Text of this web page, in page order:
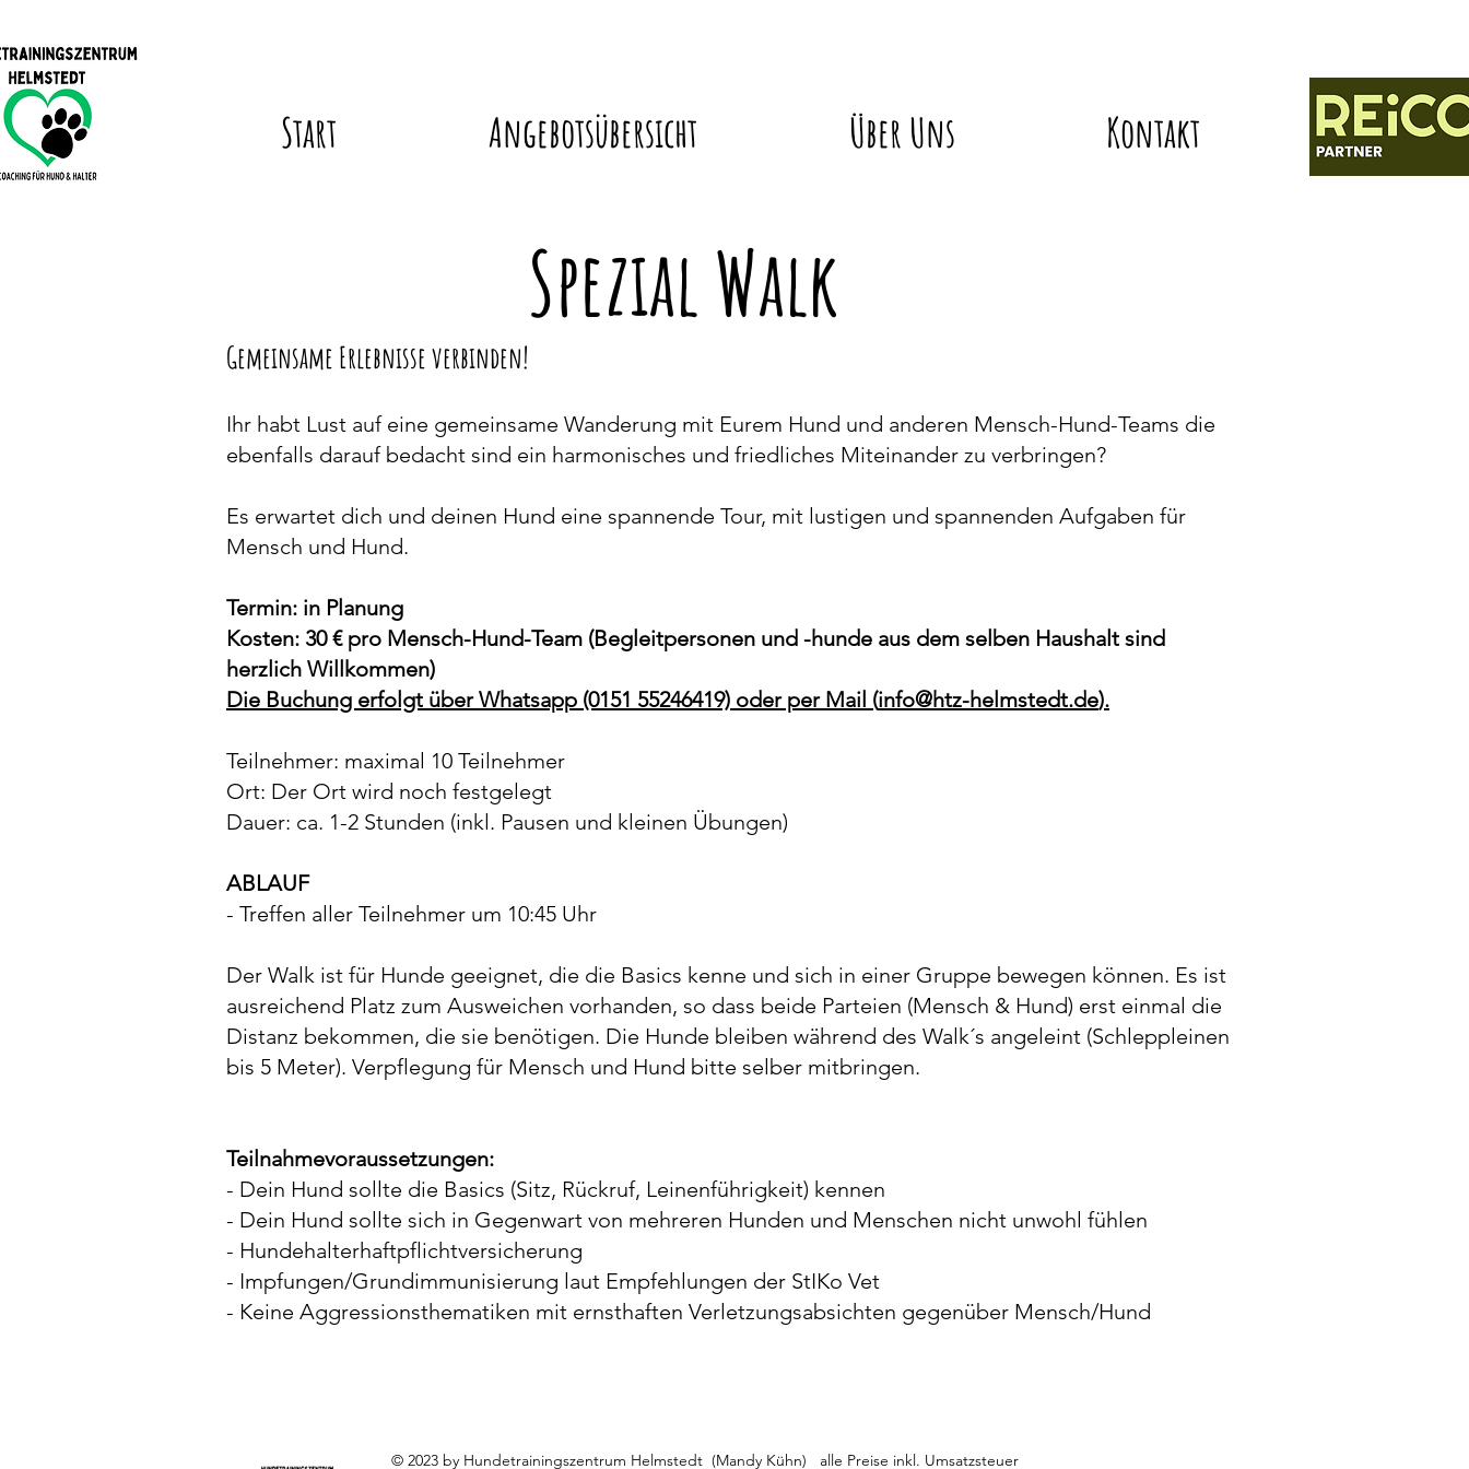
Start Angebotsübersicht Über Uns Kontakt
Spezial Walk
Gemeinsame Erlebnisse verbinden!
Ihr habt Lust auf eine gemeinsame Wanderung mit Eurem Hund und anderen Mensch-Hund-Teams die
ebenfalls darauf bedacht sind ein harmonisches und friedliches Miteinander zu verbringen?
Es erwartet dich und deinen Hund eine spannende Tour, mit lustigen und spannenden Aufgaben für
Mensch und Hund.
Termin: in Planung
Kosten: 30 € pro Mensch-Hund-Team (Begleitpersonen und -hunde aus dem selben Haushalt sind
herzlich Willkommen)
Die Buchung erfolgt über Whatsapp (0151 55246419) oder per Mail (info@htz-helmstedt.de).
Teilnehmer: maximal 10 Teilnehmer
Ort: Der Ort wird noch festgelegt
Dauer: ca. 1-2 Stunden (inkl. Pausen und kleinen Übungen)
ABLAUF
- Treffen aller Teilnehmer um 10:45 Uhr
Der Walk ist für Hunde geeignet, die die Basics kenne und sich in einer Gruppe bewegen können. Es ist
ausreichend Platz zum Ausweichen vorhanden, so dass beide Parteien (Mensch & Hund) erst einmal die
Distanz bekommen, die sie benötigen. Die Hunde bleiben während des Walk´s angeleint (Schleppleinen
bis 5 Meter). Verpflegung für Mensch und Hund bitte selber mitbringen.
Teilnahmevoraussetzungen:
- Dein Hund sollte die Basics (Sitz, Rückruf, Leinenführigkeit) kennen
- Dein Hund sollte sich in Gegenwart von mehreren Hunden und Menschen nicht unwohl fühlen
- Hundehalterhaftpflichtversicherung
- Impfungen/Grundimmunisierung laut Empfehlungen der StIKo Vet
- Keine Aggressionsthematiken mit ernsthaften Verletzungsabsichten gegenüber Mensch/Hund
© 2023 by Hundetrainingszentrum Helmstedt (Mandy Kühn) alle Preise inkl. Umsatzsteuer